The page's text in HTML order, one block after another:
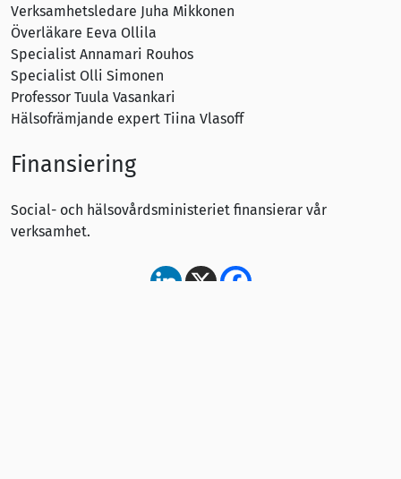
Verksamhetsledare Juha Mikkonen
Överläkare Eeva Ollila
Specialist Annamari Rouhos
Specialist Olli Simonen
Professor Tuula Vasankari
Hälsofrämjande expert Tiina Vlasoff
Finansiering
Social- och hälsovårdsministeriet finansierar vår
verksamhet.